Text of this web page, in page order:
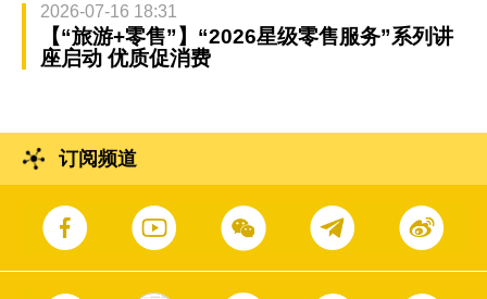
2026-07-16 18:31
【“旅游+零售”】“2026星级零售服务”系列讲
座启动 优质促消费
订阅频道